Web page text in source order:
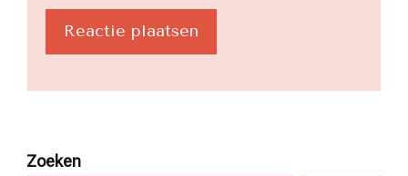
Zoeken